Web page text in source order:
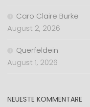
Caro Claire Burke
August 2, 2026
Querfeldein
August 1, 2026
NEUESTE KOMMENTARE